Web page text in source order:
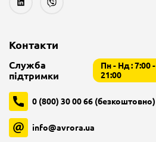
Контакти
Служба
підтримки
Пн - Нд : 7:00 -
21:00
0 (800) 30 00 66 (безкоштовно)
info@avrora.ua